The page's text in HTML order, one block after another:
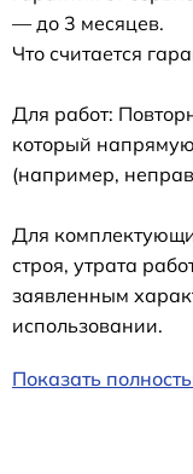
— до 3 месяцев.
Что считается
Для работ:
который
(например,
Для
строя, утрата
заявленным
использовании.
Показать